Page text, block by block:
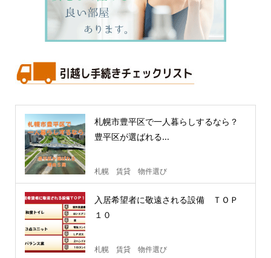
札幌市豊平区で一人暮らしするなら？
豊平区が選ばれる...
札幌 賃貸 物件選び
入居希望者に敬遠される設備 ＴＯＰ
１０
札幌 賃貸 物件選び